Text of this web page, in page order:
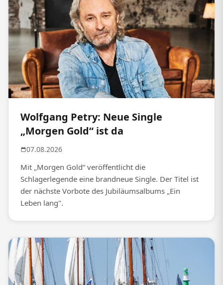
Wolfgang Petry: Neue Single
„Morgen Gold“ ist da
07.08.2026
Mit „Morgen Gold“ veröffentlicht die
Schlagerlegende eine brandneue Single. Der Titel ist
der nächste Vorbote des Jubiläumsalbums „Ein
Leben lang".